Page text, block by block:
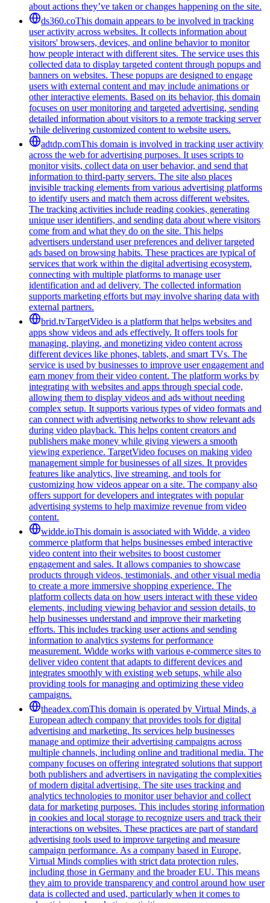
about actions they’ve taken or changes happening on the site.
ds360.coThis domain appears to be involved in tracking
user activity across websites. It collects information about
visitors' browsers, devices, and online behavior to monitor
how people interact with different sites. The service uses this
collected data to display targeted content through popups and
banners on websites. These popups are designed to engage
users with external content and may include animations or
other interactive elements. Based on its behavior, this domain
focuses on user monitoring and targeted advertising, sending
detailed information about visitors to a remote tracking server
while delivering customized content to website users.
adtdp.comThis domain is involved in tracking user activity
across the web for advertising purposes. It uses scripts to
monitor visits, collect data on user behavior, and send that
information to third-party servers. The site also places
invisible tracking elements from various advertising platforms
to identify users and match them across different websites.
The tracking activities include reading cookies, generating
unique user identifiers, and sending data about where visitors
come from and what they do on the site. This helps
advertisers understand user preferences and deliver targeted
ads based on browsing habits. These practices are typical of
services that work within the digital advertising ecosystem,
connecting with multiple platforms to manage user
identification and ad delivery. The collected information
supports marketing efforts but may involve sharing data with
external partners.
brid.tvTargetVideo is a platform that helps websites and
apps show videos and ads effectively. It offers tools for
managing, playing, and monetizing video content across
different devices like phones, tablets, and smart TVs. The
service is used by businesses to improve user engagement and
earn money from their video content. The platform works by
integrating with websites and apps through special code,
allowing them to display videos and ads without needing
complex setup. It supports various types of video formats and
can connect with advertising networks to show relevant ads
during video playback. This helps content creators and
publishers make money while giving viewers a smooth
viewing experience. TargetVideo focuses on making video
management simple for businesses of all sizes. It provides
features like analytics, live streaming, and tools for
customizing how videos appear on a site. The company also
offers support for developers and integrates with popular
advertising systems to help maximize revenue from video
content.
widde.ioThis domain is associated with Widde, a video
commerce platform that helps businesses embed interactive
video content into their websites to boost customer
engagement and sales. It allows companies to showcase
products through videos, testimonials, and other visual media
to create a more immersive shopping experience. The
platform collects data on how users interact with these video
elements, including viewing behavior and session details, to
help businesses understand and improve their marketing
efforts. This includes tracking user actions and sending
information to analytics systems for performance
measurement. Widde works with various e-commerce sites to
deliver video content that adapts to different devices and
integrates smoothly with existing web setups, while also
providing tools for managing and optimizing these video
campaigns.
theadex.comThis domain is operated by Virtual Minds, a
European adtech company that provides tools for digital
advertising and marketing. Its services help businesses
manage and optimize their advertising campaigns across
multiple channels, including online and traditional media. The
company focuses on offering integrated solutions that support
both publishers and advertisers in navigating the complexities
of modern digital advertising. The site uses tracking and
analytics technologies to monitor user behavior and collect
data for marketing purposes. This includes storing information
in cookies and local storage to recognize users and track their
interactions on websites. These practices are part of standard
advertising tools used to improve targeting and measure
campaign performance. As a company based in Europe,
Virtual Minds complies with strict data protection rules,
including those in Germany and the broader EU. This means
they aim to provide transparency and control around how user
data is collected and used, particularly when it comes to